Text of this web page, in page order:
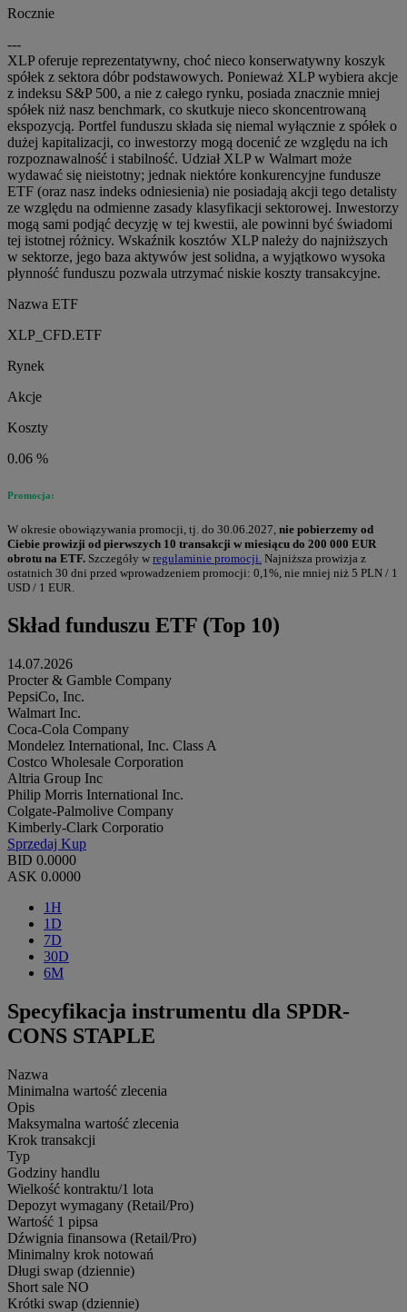
Rocznie
---
XLP oferuje reprezentatywny, choć nieco konserwatywny koszyk
spółek z sektora dóbr podstawowych. Ponieważ XLP wybiera akcje
z indeksu S&P 500, a nie z całego rynku, posiada znacznie mniej
spółek niż nasz benchmark, co skutkuje nieco skoncentrowaną
ekspozycją. Portfel funduszu składa się niemal wyłącznie z spółek o
dużej kapitalizacji, co inwestorzy mogą docenić ze względu na ich
rozpoznawalność i stabilność. Udział XLP w Walmart może
wydawać się nieistotny; jednak niektóre konkurencyjne fundusze
ETF (oraz nasz indeks odniesienia) nie posiadają akcji tego detalisty
ze względu na odmienne zasady klasyfikacji sektorowej. Inwestorzy
mogą sami podjąć decyzję w tej kwestii, ale powinni być świadomi
tej istotnej różnicy. Wskaźnik kosztów XLP należy do najniższych
w sektorze, jego baza aktywów jest solidna, a wyjątkowo wysoka
płynność funduszu pozwala utrzymać niskie koszty transakcyjne.
Nazwa ETF
XLP_CFD.ETF
Rynek
Akcje
Koszty
0.06 %
Promocja:
W okresie obowiązywania promocji, tj. do 30.06.2027, nie pobierzemy od
Ciebie prowizji od pierwszych 10 transakcji w miesiącu do 200 000 EUR
obrotu na ETF. Szczegóły w regulaminie promocji. Najniższa prowizja z
ostatnich 30 dni przed wprowadzeniem promocji: 0,1%, nie mniej niż 5 PLN / 1
USD / 1 EUR.
Skład funduszu ETF (Top 10)
14.07.2026
Procter & Gamble Company
PepsiCo, Inc.
Walmart Inc.
Coca-Cola Company
Mondelez International, Inc. Class A
Costco Wholesale Corporation
Altria Group Inc
Philip Morris International Inc.
Colgate-Palmolive Company
Kimberly-Clark Corporatio
Sprzedaj Kup
BID 0.0000
ASK 0.0000
1H
1D
7D
30D
6M
Specyfikacja instrumentu dla SPDR-
CONS STAPLE
Nazwa
Minimalna wartość zlecenia
Opis
Maksymalna wartość zlecenia
Krok transakcji
Typ
Godziny handlu
Wielkość kontraktu/1 lota
Depozyt wymagany (Retail/Pro)
Wartość 1 pipsa
Dźwignia finansowa (Retail/Pro)
Minimalny krok notowań
Długi swap (dziennie)
Short sale NO
Krótki swap (dziennie)